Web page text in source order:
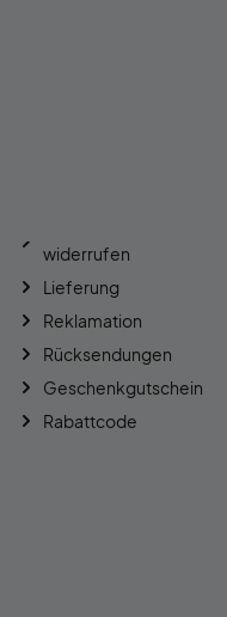
widerrufen
Lieferung
Reklamation
Rücksendungen
Geschenkgutschein
Rabattcode